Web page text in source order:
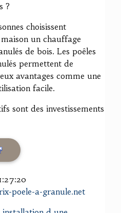
?
choisissent
un chauffage
de bois. Les poêles
permettent de
avantages comme une
facile.
sont des investissements
poele-a-granule.net